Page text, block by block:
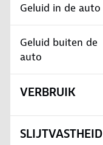
Geluid in de auto
Geluid buiten de
auto
VERBRUIK
SLIJTVASTHEID